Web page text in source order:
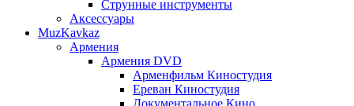
Струнные инструменты
Аксессуары
MuzKavkaz
Армения
Армения DVD
Арменфильм Киностудия
Ереван Киностудия
Документальное Кино